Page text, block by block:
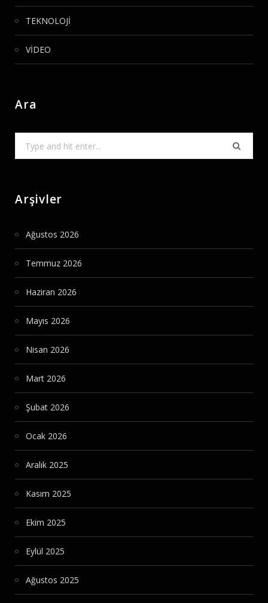
TEKNOLOJİ
VİDEO
Ara
Arşivler
Ağustos 2026
Temmuz 2026
Haziran 2026
Mayıs 2026
Nisan 2026
Mart 2026
Şubat 2026
Ocak 2026
Aralık 2025
Kasım 2025
Ekim 2025
Eylül 2025
Ağustos 2025